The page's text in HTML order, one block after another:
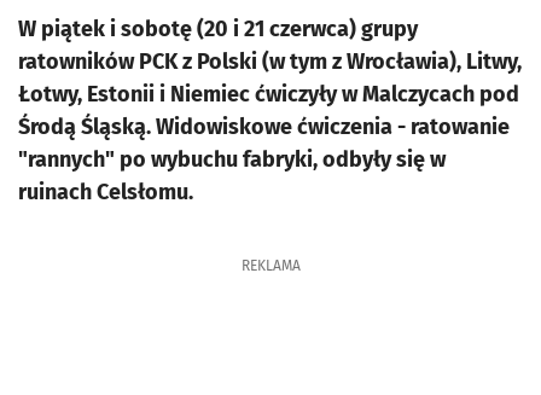
W piątek i sobotę (20 i 21 czerwca) grupy
ratowników PCK z Polski (w tym z Wrocławia), Litwy,
Łotwy, Estonii i Niemiec ćwiczyły w Malczycach pod
Środą Śląską. Widowiskowe ćwiczenia - ratowanie
"rannych" po wybuchu fabryki, odbyły się w
ruinach Celsłomu.
REKLAMA